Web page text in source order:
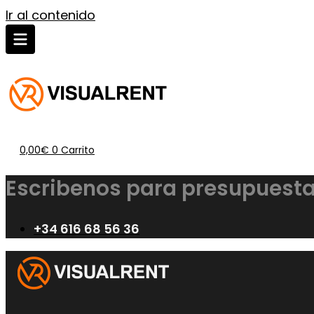
Ir al contenido
0,00€ 0 Carrito
Escribenos para
+34 616 68 56 36